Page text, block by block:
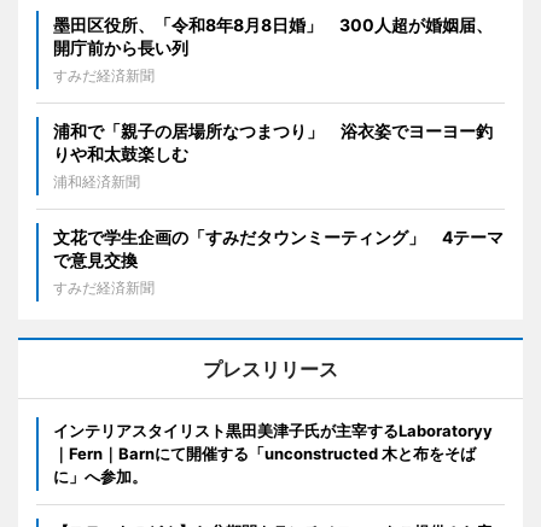
墨田区役所、「令和8年8月8日婚」 300人超が婚姻届、
開庁前から長い列
すみだ経済新聞
浦和で「親子の居場所なつまつり」 浴衣姿でヨーヨー釣
りや和太鼓楽しむ
浦和経済新聞
文花で学生企画の「すみだタウンミーティング」 4テーマ
で意見交換
すみだ経済新聞
プレスリリース
インテリアスタイリスト黒田美津子氏が主宰するLaboratoryy
｜Fern｜Barnにて開催する「unconstructed 木と布をそば
に」へ参加。